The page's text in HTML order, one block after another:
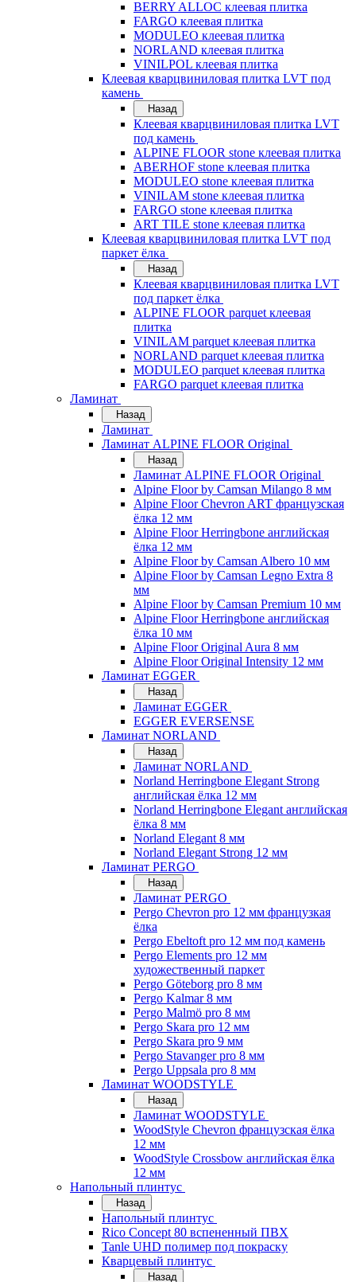
BERRY ALLOC клеевая плитка
FARGO клеевая плитка
MODULEO клеевая плитка
NORLAND клеевая плитка
VINILPOL клеевая плитка
Клеевая кварцвиниловая плитка LVT под
камень
Назад
Клеевая кварцвиниловая плитка LVT
под камень
ALPINE FLOOR stone клеевая плитка
ABERHOF stone клеевая плитка
MODULEO stone клеевая плитка
VINILAM stone клеевая плитка
FARGO stone клеевая плитка
ART TILE stone клеевая плитка
Клеевая кварцвиниловая плитка LVT под
паркет ёлка
Назад
Клеевая кварцвиниловая плитка LVT
под паркет ёлка
ALPINE FLOOR parquet клеевая
плитка
VINILAM parquet клеевая плитка
NORLAND parquet клеевая плитка
MODULEO parquet клеевая плитка
FARGO parquet клеевая плитка
Ламинат
Назад
Ламинат
Ламинат ALPINE FLOOR Original
Назад
Ламинат ALPINE FLOOR Original
Alpine Floor by Camsan Milango 8 мм
Alpine Floor Chevron ART французская
ёлка 12 мм
Alpine Floor Herringbone английская
ёлка 12 мм
Alpine Floor by Camsan Albero 10 мм
Alpine Floor by Camsan Legno Extra 8
мм
Alpine Floor by Camsan Premium 10 мм
Alpine Floor Herringbone английская
ёлка 10 мм
Alpine Floor Original Aura 8 мм
Alpine Floor Original Intensity 12 мм
Ламинат EGGER
Назад
Ламинат EGGER
EGGER EVERSENSE
Ламинат NORLAND
Назад
Ламинат NORLAND
Norland Herringbone Elegant Strong
английская ёлка 12 мм
Norland Herringbone Elegant английская
ёлка 8 мм
Norland Elegant 8 мм
Norland Elegant Strong 12 мм
Ламинат PERGO
Назад
Ламинат PERGO
Pergo Chevron pro 12 мм французкая
ёлка
Pergo Ebeltoft pro 12 мм под камень
Pergo Elements pro 12 мм
художественный паркет
Pergo Göteborg pro 8 мм
Pergo Kalmar 8 мм
Pergo Malmö pro 8 мм
Pergo Skara pro 12 мм
Pergo Skara pro 9 мм
Pergo Stavanger pro 8 мм
Pergo Uppsala pro 8 мм
Ламинат WOODSTYLE
Назад
Ламинат WOODSTYLE
WoodStyle Chevron французская ёлка
12 мм
WoodStyle Crossbow английская ёлка
12 мм
Напольный плинтус
Назад
Напольный плинтус
Rico Concept 80 вспененный ПВХ
Tanle UHD полимер под покраску
Кварцевый плинтус
Назад